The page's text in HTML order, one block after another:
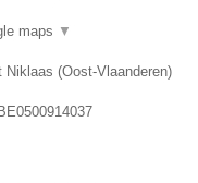
maps ▼
Niklaas (Oost-Vlaanderen)
BE0500914037